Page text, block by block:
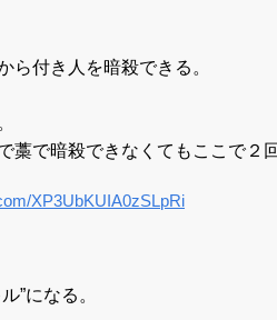
付き人を暗殺できる。
藁で暗殺できなくてもここで２
”になる。